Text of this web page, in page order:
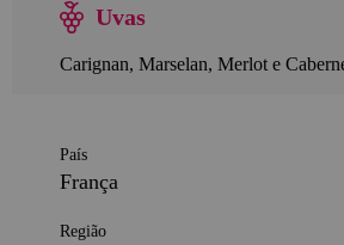
Uvas
Carignan, Marselan, Merlot e
País
França
Região